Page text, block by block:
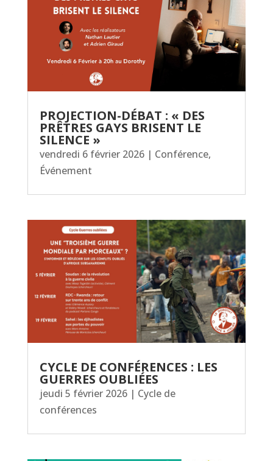
PROJECTION-DÉBAT : « DES
PRÊTRES GAYS BRISENT LE
SILENCE »
vendredi 6 février 2026| Conférence,
Événement
CYCLE DE CONFÉRENCES : LES
GUERRES OUBLIÉES
jeudi 5 février 2026| Cycle de
conférences